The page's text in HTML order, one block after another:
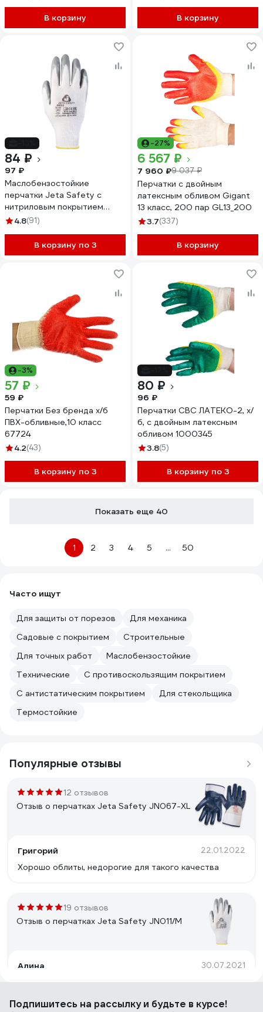
В корзину В корзину
84 ₽
97 ₽
Маслобензостойкие
перчатки Jeta Safety с
нитриловым покрытием
(МБС), р.XL/10/ JN011-XL
4.8(91)
В корзину по 3
-27%
6 567 ₽
7 960 ₽9 037 ₽
Перчатки с двойным
латексным обливом Gigant
13 класс, 200 пар GL13_200
3.7(337)
В корзину
-3%
57 ₽
59 ₽
Перчатки Без бренда х/б
ПВХ-обливные,10 класс
67724
4.2(43)
В корзину по 3
80 ₽
96 ₽
Перчатки СВС ЛАТЕКО-2, х/
б, с двойным латексным
обливом 1000345
3.8(5)
В корзину по 3
Показать еще 40
1 2 3 4 5 ... 50
Часто ищут
Для защиты от порезов
Для механика
Садовые с покрытием
Строительные
Для точных работ
Маслобензостойкие
Технические
С противоскользящим покрытием
С антистатическим покрытием
Для стекольщика
Термостойкие
Популярные отзывы
12 отзывов
Отзыв о перчатках Jeta Safety JN067-XL
Григорий 22.01.2022
Хорошо облиты, недорогие для такого качества
19 отзывов
Отзыв о перчатках Jeta Safety JN011/M
Алина 30.07.2021
Прочные, долговечные, облив хороший, покрытие не
Подпишитесь на рассылкуи будьте в курсе!